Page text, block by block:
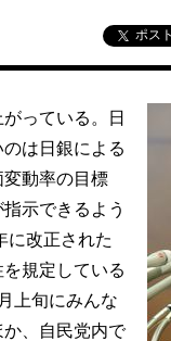
ポスト
っている。日
は日銀による
動率の目標
示できるよう
に改正された
規定している
上旬にみんな
、自民党内で